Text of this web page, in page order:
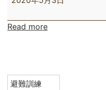
Read more
避難訓練